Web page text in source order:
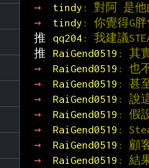
→
tindy : 對阿 是他
→
tindy : 你覺得G
推
qq204 : 我建議
推
RaiGend0519 : 其
→
RaiGend0519 : 也
→
RaiGend0519 : 甚
→
RaiGend0519 : 說
→
RaiGend0519 : 假
→
RaiGend0519 :
→
RaiGend0519 : 顧
→
RaiGend0519 : 結